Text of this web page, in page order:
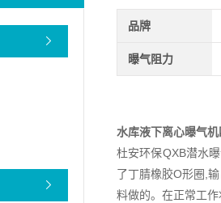
品牌
曝气阻力
水库液下离心曝气
杜安环保QXB潜水
了丁腈橡胶O形圈,
料做的。在正常工作